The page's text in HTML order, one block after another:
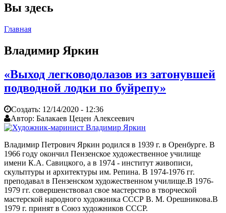
Вы здесь
Главная
Владимир Яркин
«Выход легководолазов из затонувшей
подводной лодки по буйрепу»
Создать: 12/14/2020 - 12:36
Автор: Балакаев Цецен Алексеевич
Владимир Петрович Яркин родился в 1939 г. в Оренбурге. В
1966 году окончил Пензенское художественное училище
имени К.А. Савицкого, а в 1974 - институт живописи,
скульптуры и архитектуры им. Репина. В 1974-1976 гг.
преподавал в Пензенском художественном училище.В 1976-
1979 гг. совершенствовал свое мастерство в творческой
мастерской народного художника СССР В. М. Орешникова.В
1979 г. принят в Союз художников СССР.